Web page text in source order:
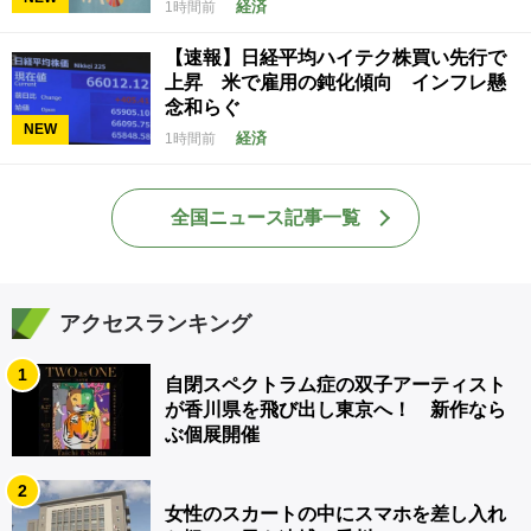
1時間前 経済
NEW
【速報】日経平均ハイテク株買い先行で
上昇 米で雇用の鈍化傾向 インフレ懸
念和らぐ
1時間前 経済
全国ニュース記事一覧
アクセスランキング
1
自閉スペクトラム症の双子アーティスト
が香川県を飛び出し東京へ！ 新作なら
ぶ個展開催
2
女性のスカートの中にスマホを差し入れ